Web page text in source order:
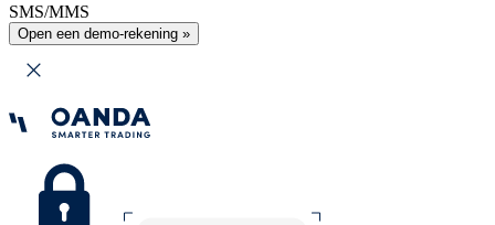
SMS/MMS
Open een demo-rekening »